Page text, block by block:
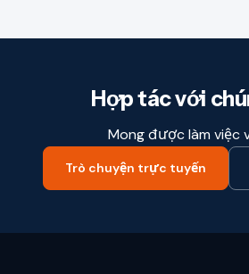
Hợp tác với
Mong được làm việc
Trò chuyện trực tuyến